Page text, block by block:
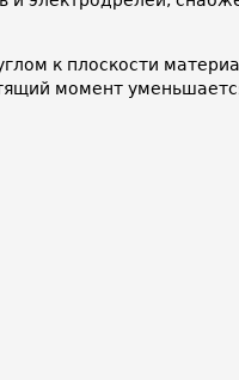
к плоскости
момент